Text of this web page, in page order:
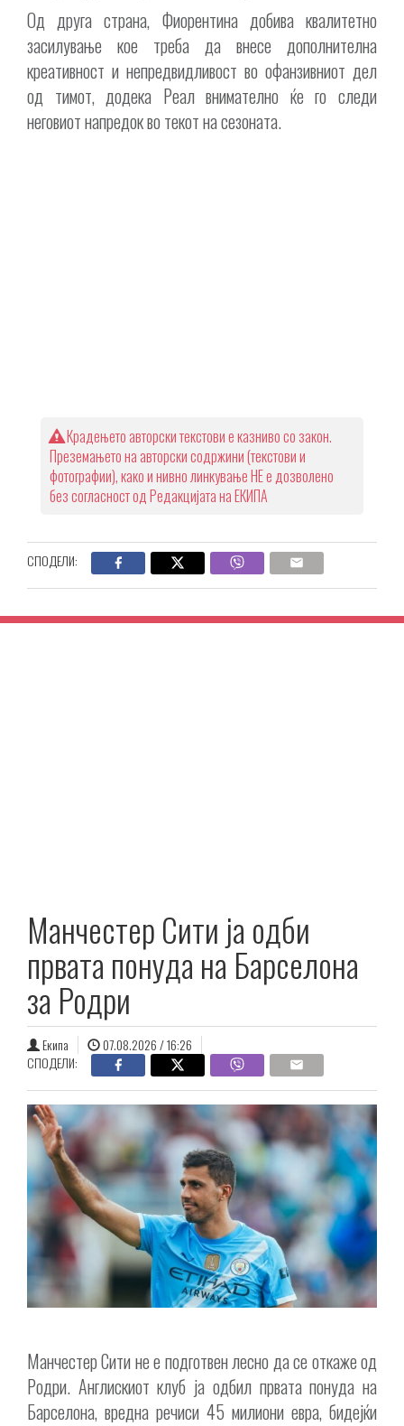
Од друга страна, Фиорентина добива квалитетно
засилување кое треба да внесе дополнителна
креативност и непредвидливост во офанзивниот дел
од тимот, додека Реал внимателно ќе го следи
неговиот напредок во текот на сезоната.
Крадењето авторски текстови е казниво со закон.
Преземањето на авторски содржини (текстови и
фотографии), како и нивно линкување НЕ е дозволено
без согласност од Редакцијата на ЕКИПА
СПОДЕЛИ:
Манчестер Сити ја одби
првата понуда на Барселона
за Родри
Екипа
07.08.2026 / 16:26
СПОДЕЛИ:
Манчестер Сити не е подготвен лесно да се откаже од
Родри. Англискиот клуб ја одбил првата понуда на
Барселона, вредна речиси 45 милиони евра, бидејќи